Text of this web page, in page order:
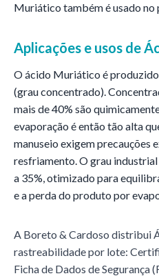
Muriático também é usado no
Aplicações e usos de
O ácido Muriático é
(grau concentrado).
mais de 40% são
evaporação é então tão alta
manuseio exigem precauções
resfriamento. O grau
a 35%, otimizado para
e a perda do produto por
A Boreto & Cardoso distribui
rastreabilidade por lote:
Ficha de Dados de Segurança